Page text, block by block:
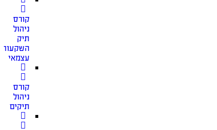
קורס
ניהול
תיק
השקעות
עצמאי
קורס
ניהול
תיקים